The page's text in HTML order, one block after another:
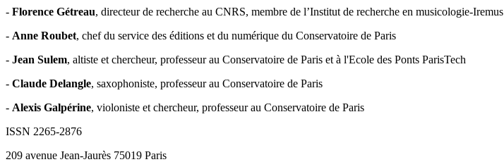
- Florence Gétreau, directeur de recherche au CNRS, membre de l’Institut de recherche en musicologie-Iremus
- Anne Roubet, chef du service des éditions et du numérique du Conservatoire de Paris
- Jean Sulem, altiste et chercheur, professeur au Conservatoire de Paris et à l'Ecole des Ponts ParisTech
- Claude Delangle, saxophoniste, professeur au Conservatoire de Paris
- Alexis Galpérine, violoniste et chercheur, professeur au Conservatoire de Paris
ISSN 2265-2876
209 avenue Jean-Jaurès 75019 Paris